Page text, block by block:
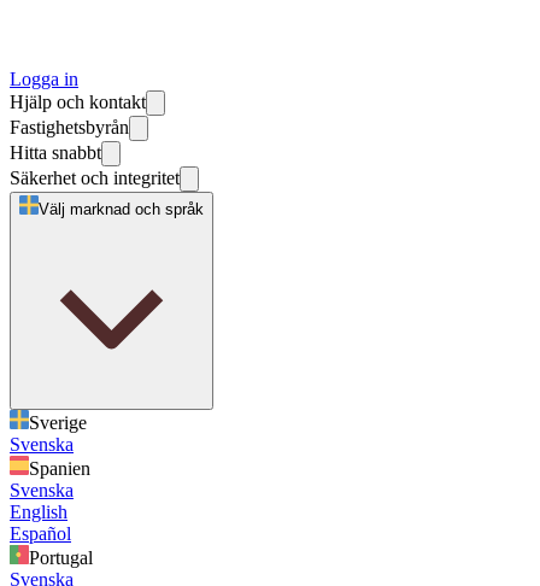
Logga in
Hjälp och kontakt
Fastighetsbyrån
Hitta snabbt
Säkerhet och integritet
Välj marknad och språk
Sverige
Svenska
Spanien
Svenska
English
Español
Portugal
Svenska